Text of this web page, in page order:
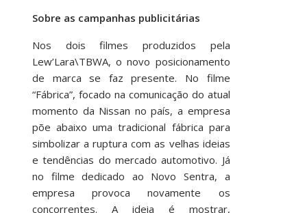
Sobre as campanhas publicitárias
Nos dois filmes produzidos pela
Lew’Lara\TBWA, o novo posicionamento
de marca se faz presente. No filme
“Fábrica”, focado na comunicação do atual
momento da Nissan no país, a empresa
põe abaixo uma tradicional fábrica para
simbolizar a ruptura com as velhas ideias
e tendências do mercado automotivo. Já
no filme dedicado ao Novo Sentra, a
empresa provoca novamente os
concorrentes. A ideia é mostrar,